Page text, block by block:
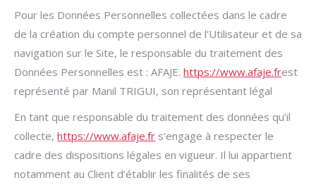
Pour les Données Personnelles collectées dans le cadre
de la création du compte personnel de l’Utilisateur et de sa
navigation sur le Site, le responsable du traitement des
Données Personnelles est : AFAJE. https://www.afaje.frest
représenté par Manil TRIGUI, son représentant légal
En tant que responsable du traitement des données qu’il
collecte, https://www.afaje.fr s’engage à respecter le
cadre des dispositions légales en vigueur. Il lui appartient
notamment au Client d’établir les finalités de ses